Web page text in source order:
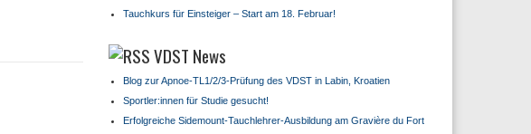
Tauchkurs für Einsteiger – Start am 18. Februar!
VDST News
Blog zur Apnoe-TL1/2/3-Prüfung des VDST in Labin, Kroatien
Sportler:innen für Studie gesucht!
Erfolgreiche Sidemount-Tauchlehrer-Ausbildung am Gravière du Fort